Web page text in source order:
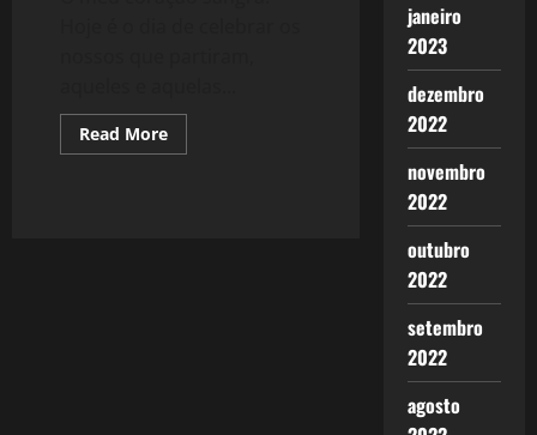
Read MoreRead
more
janeiro
2023
dezembro
2022
novembro
2022
outubro
2022
setembro
2022
agosto